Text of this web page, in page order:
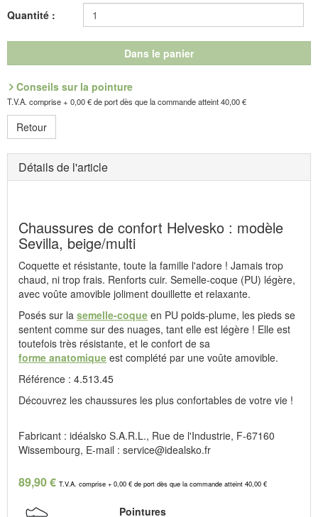
complété par une voûte amovible.
Référence : 4.513.45
Découvrez les chaussures les plus confortables de votre vie !
Fabricant : idéalsko S.A.R.L., Rue de l'Industrie, F-67160
Wissembourg, E-mail : service@idealsko.fr
Quantité :
Dans le panier
Conseils sur la pointure
T.V.A. comprise + 0,00 € de port dès que la commande atteint 40,00 €
Retour
Détails de l'article
Chaussures de confort Helvesko : modèle
Sevilla, beige/multi
Coquette et résistante, toute la famille l'adore ! Jamais trop
chaud, ni trop frais. Renforts cuir. Semelle-coque (PU) légère,
avec voûte amovible joliment douillette et relaxante.
Posés sur la semelle-coque en PU poids-plume, les pieds se
sentent comme sur des nuages, tant elle est légère ! Elle est
toutefois très résistante, et le confort de sa
forme anatomique est complété par une voûte amovible.
Référence : 4.513.45
Découvrez les chaussures les plus confortables de votre vie !
Fabricant : idéalsko S.A.R.L., Rue de l'Industrie, F-67160
Wissembourg, E-mail : service@idealsko.fr
89,90 € T.V.A. comprise + 0,00 € de port dès que la commande atteint 40,00 €
Pointures